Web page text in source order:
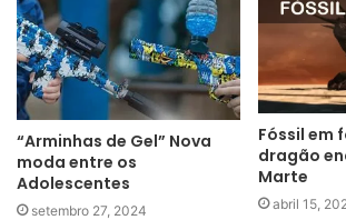
“Arminhas de Gel” Nova
moda entre os
Adolescentes
setembro 27, 2024
Fóssil em
dragão
Marte
abril 15,